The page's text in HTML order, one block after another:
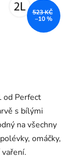
od Perfect
s bílými
na všechny
omáčky,
523 KČ
–10 %